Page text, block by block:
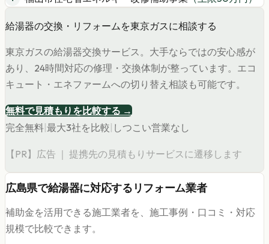
給湯器の交換・リフォームを東京ガスに相談する
東京ガスの給湯器交換サービス。大手ならではの安心感が
あり、24時間対応の修理・交換体制が整っています。エコ
キュート・エネファームへの切り替え相談も可能です。
無料で見積もりを比較する →
完全無料 最大3社を比較 しつこい営業なし
【PR】広告 ｜ 提携先の見積もりサービスに遷移します
広島県で給湯器に対応するリフォーム業者
補助金を活用できる施工業者を、施工事例・口コミ・対応
規模で比較できます。